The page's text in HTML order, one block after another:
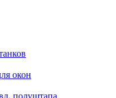
окон